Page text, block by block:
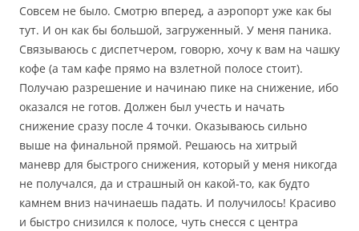
Совсем не было. Смотрю вперед, а аэропорт уже как бы
тут. И он как бы большой, загруженный. У меня паника.
Связываюсь с диспетчером, говорю, хочу к вам на чашку
кофе (а там кафе прямо на взлетной полосе стоит).
Получаю разрешение и начинаю пике на снижение, ибо
оказался не готов. Должен был учесть и начать
снижение сразу после 4 точки. Оказываюсь сильно
выше на финальной прямой. Решаюсь на хитрый
маневр для быстрого снижения, который у меня никогда
не получался, да и страшный он какой-то, как будто
камнем вниз начинаешь падать. И получилось! Красиво
и быстро снизился к полосе, чуть снесся с центра